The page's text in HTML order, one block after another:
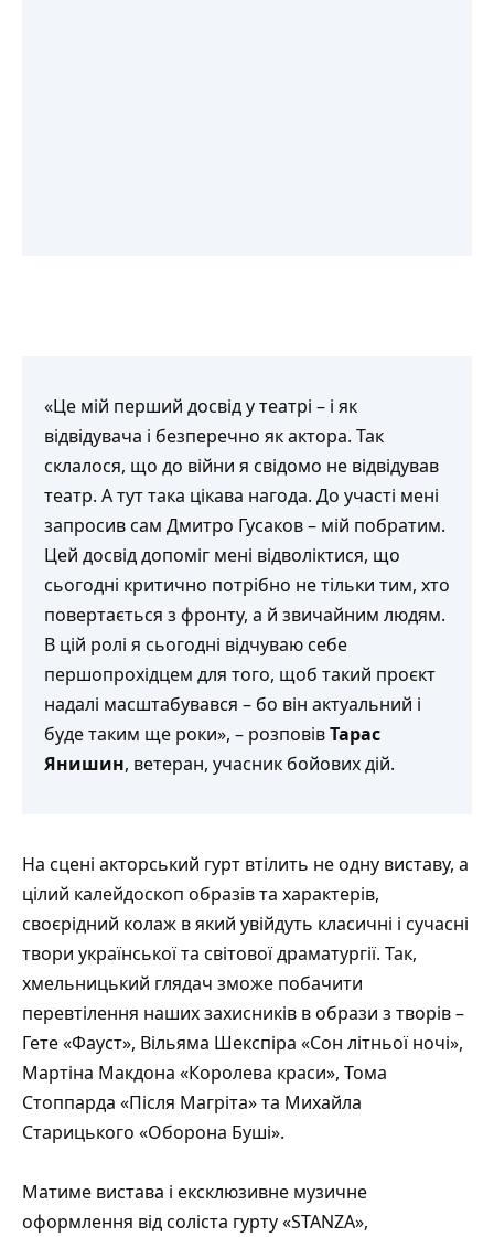
«Це мій перший досвід у театрі – і як
відвідувача і безперечно як актора. Так
склалося, що до війни я свідомо не відвідував
театр. А тут така цікава нагода. До участі мені
запросив сам Дмитро Гусаков – мій побратим.
Цей досвід допоміг мені відволіктися, що
сьогодні критично потрібно не тільки тим, хто
повертається з фронту, а й звичайним людям.
В цій ролі я сьогодні відчуваю себе
першопрохідцем для того, щоб такий проєкт
надалі масштабувався – бо він актуальний і
буде таким ще роки», – розповівТарас
Янишин, ветеран, учасник бойових дій.
На сцені акторський гурт втілить не одну виставу, а
цілий калейдоскоп образів та характерів,
своєрідний колаж в який увійдуть класичні і сучасні
твори української та світової драматургії. Так,
хмельницький глядач зможе побачити
перевтілення наших захисників в образи з творів –
Гете «Фауст», Вільяма Шекспіра «Сон літньої ночі»,
Мартіна Макдона «Королева краси», Тома
Стоппарда «Після Магріта» та Михайла
Старицького «Оборона Буші».
Матиме вистава і ексклюзивне музичне
оформлення від соліста гурту «STANZA»,